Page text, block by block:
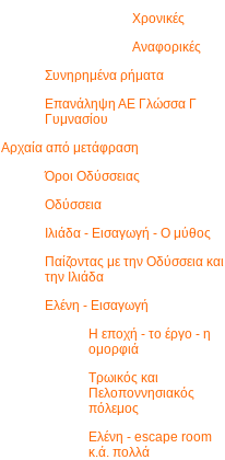
Χρονικές
Αναφορικές
Συνηρημένα ρήματα
Επανάληψη ΑΕ Γλώσσα Γ
Γυμνασίου
Αρχαία από μετάφραση
Όροι Οδύσσειας
Οδύσσεια
Ιλιάδα - Εισαγωγή - Ο μύθος
Παίζοντας με την Οδύσσεια και
την Ιλιάδα
Ελένη - Εισαγωγή
Η εποχή - το έργο - η
ομορφιά
Τρωικός και
Πελοποννησιακός
πόλεμος
Ελένη - escape room
κ.ά. πολλά